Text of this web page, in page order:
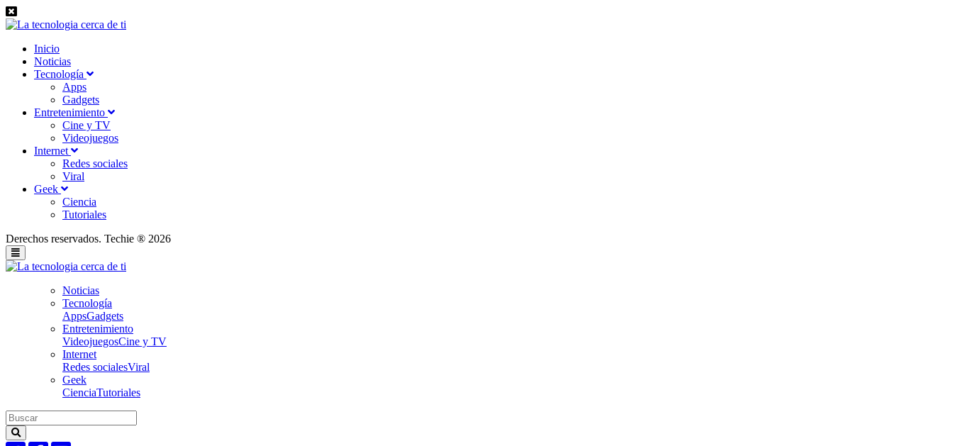
Inicio
Noticias
Tecnología
Apps
Gadgets
Entretenimiento
Cine y TV
Videojuegos
Internet
Redes sociales
Viral
Geek
Ciencia
Tutoriales
Derechos reservados. Techie ® 2026
Noticias
Tecnología
AppsGadgets
Entretenimiento
VideojuegosCine y TV
Internet
Redes socialesViral
Geek
CienciaTutoriales